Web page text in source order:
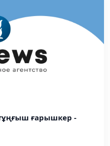
ғарышкер -